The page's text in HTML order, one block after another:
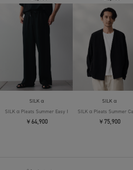
SILK α
SILK α Pleats Summer Easy Pants
￥64,900
SILK α
SILK α Pleats Summer
￥75,900